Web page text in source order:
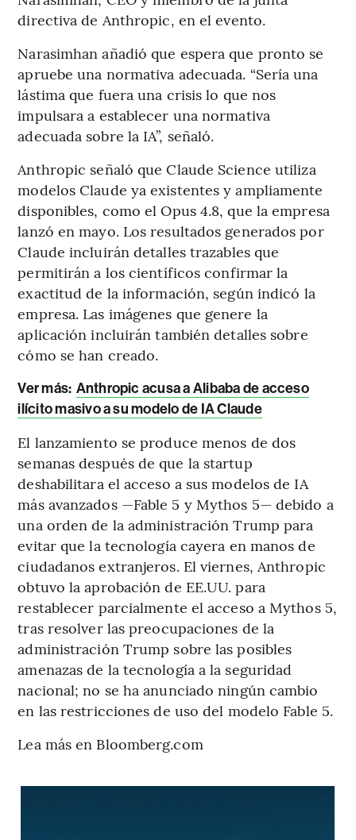
directiva de Anthropic, en el evento.
Narasimhan añadió que espera que pronto se
apruebe una normativa adecuada. “Sería una
lástima que fuera una crisis lo que nos
impulsara a establecer una normativa
adecuada sobre la IA”, señaló.
Anthropic señaló que Claude Science utiliza
modelos Claude ya existentes y ampliamente
disponibles, como el Opus 4.8, que la empresa
lanzó en mayo. Los resultados generados por
Claude incluirán detalles trazables que
permitirán a los científicos confirmar la
exactitud de la información, según indicó la
empresa. Las imágenes que genere la
aplicación incluirán también detalles sobre
cómo se han creado.
Ver más: Anthropic acusa a Alibaba de acceso
ilícito masivo a su modelo de IA Claude
El lanzamiento se produce menos de dos
semanas después de que la startup
deshabilitara el acceso a sus modelos de IA
más avanzados —Fable 5 y Mythos 5— debido a
una orden de la administración Trump para
evitar que la tecnología cayera en manos de
ciudadanos extranjeros. El viernes, Anthropic
obtuvo la aprobación de EE.UU. para
restablecer parcialmente el acceso a Mythos 5,
tras resolver las preocupaciones de la
administración Trump sobre las posibles
amenazas de la tecnología a la seguridad
nacional; no se ha anunciado ningún cambio
en las restricciones de uso del modelo Fable 5.
Lea más en Bloomberg.com